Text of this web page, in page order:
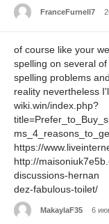
FranceFurnell7
of course like your
spelling on several
spelling problems
reality nevertheless
wiki.win/index.php?
https://
http://
discussions-hernan
dez-fabulous-toilet/
MakaylaF35 6